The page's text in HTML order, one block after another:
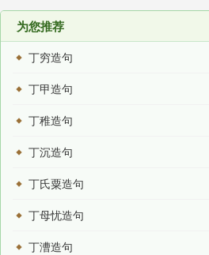
为您推荐
丁穷造句
丁甲造句
丁稚造句
丁沉造句
丁氏粟造句
丁母忧造句
丁漕造句